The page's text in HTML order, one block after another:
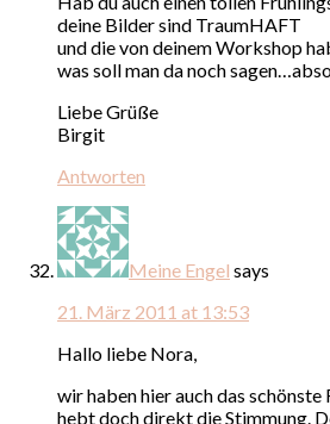
deine Bilder sind TraumHAFT
und die von deinem Workshop
was soll man da noch
Liebe Grüße
Birgit
Antworten
Meine Engel says
21. März 2011 at 13:53
Hallo liebe Nora,
wir haben hier auch das
hebt doch direkt die Stimmung.